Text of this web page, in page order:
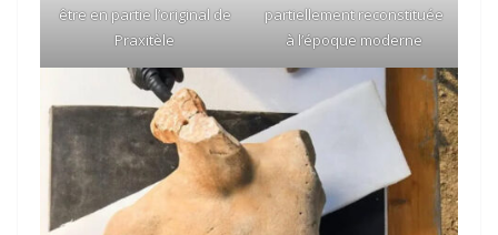
être en partie l’original de
Praxitèle
partiellement reconstituée
à l’époque moderne